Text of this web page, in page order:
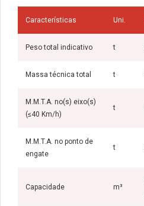
Características Uni.
Peso total indicativo t
Massa técnica total t
M.M.T.A. no(s) eixo(s)
(≤40 Km/h)
t
M.M.T.A. no ponto de
engate
t
Capacidade m³